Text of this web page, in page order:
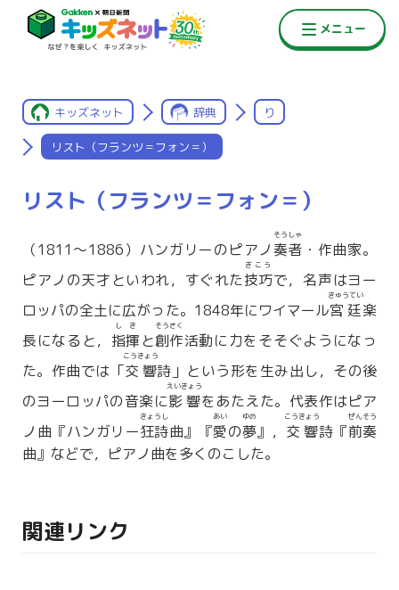
キッズネット 辞典 り
リスト（フランツ＝フォン＝）
リスト（フランツ＝フォン＝）
（1811〜1886）ハンガリーのピアノ 奏者
そうしゃ
・作曲家。
ピアノの天才といわれ，すぐれた技巧
ぎこう
で，名声はヨー
ロッパの全土に広がった。1848年にワイマール宮廷
きゅうてい
楽
長になると， 指揮
しき
と創作
そうさく
活動に力をそそぐようになっ
た。作曲では「交響
こうきょう
詩」という形を生み出し，その後
のヨーロッパの音楽に影響
えいきょう
をあたえた。代表作はピア
ノ曲『ハンガリー狂詩
きょうし
曲』『愛
あい
の夢
ゆめ
』， 交響
こうきょう
詩『前奏
ぜんそう
曲』などで，ピアノ曲を多くのこした。
関連リンク